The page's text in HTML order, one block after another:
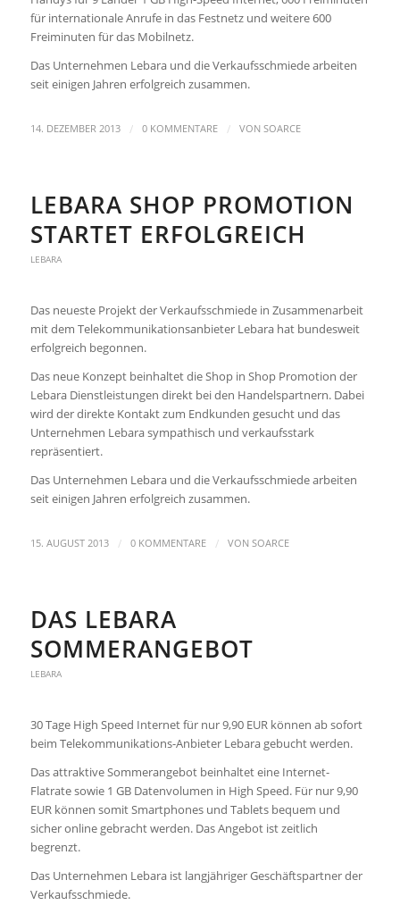
für internationale Anrufe in das Festnetz und weitere 600
Freiminuten für das Mobilnetz.
Das Unternehmen Lebara und die Verkaufsschmiede arbeiten
seit einigen Jahren erfolgreich zusammen.
14. DEZEMBER 2013 / 0 KOMMENTARE / VON SOARCE
LEBARA SHOP PROMOTION
STARTET ERFOLGREICH
LEBARA
Das neueste Projekt der Verkaufsschmiede in Zusammenarbeit
mit dem Telekommunikationsanbieter Lebara hat bundesweit
erfolgreich begonnen.
Das neue Konzept beinhaltet die Shop in Shop Promotion der
Lebara Dienstleistungen direkt bei den Handelspartnern. Dabei
wird der direkte Kontakt zum Endkunden gesucht und das
Unternehmen Lebara sympathisch und verkaufsstark
repräsentiert.
Das Unternehmen Lebara und die Verkaufsschmiede arbeiten
seit einigen Jahren erfolgreich zusammen.
15. AUGUST 2013 / 0 KOMMENTARE / VON SOARCE
DAS LEBARA
SOMMERANGEBOT
LEBARA
30 Tage High Speed Internet für nur 9,90 EUR können ab sofort
beim Telekommunikations-Anbieter Lebara gebucht werden.
Das attraktive Sommerangebot beinhaltet eine Internet-
Flatrate sowie 1 GB Datenvolumen in High Speed. Für nur 9,90
EUR können somit Smartphones und Tablets bequem und
sicher online gebracht werden. Das Angebot ist zeitlich
begrenzt.
Das Unternehmen Lebara ist langjähriger Geschäftspartner der
Verkaufsschmiede.